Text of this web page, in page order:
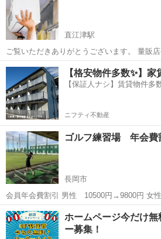
現金化したい 等様々なお悩...
直江津駅
ご覧いただきありがとうございます。 量販店やホームセンター 通販
などで購入されたエアコン取付いたします。 購入先で取付がほとんど
ですが、 この時期なかなかすぐに取付ても
す。 2、3...
新潟 上越市 直江津駅 その他
【格安物件多数✨】
【保証人ナシ】賃貸物件多
ニフティ不動産
ゴルフ練習場 年会費
長岡市
会員年会費割引 男性 10500円→9800円 女
変お得なクーポンです！！ クーポン画面を
ください。 250ヤード天然芝のゆとりの空間
のペースで打...
新潟 長岡市
ホームページ今だけ
ー募集！